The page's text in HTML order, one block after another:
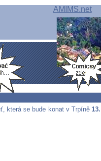
AMIMS.net
která se bude konat v Trpíně 13.